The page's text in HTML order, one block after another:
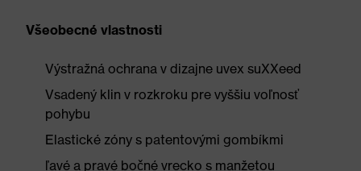
Všeobecné vlastnosti
Výstražná ochrana v dizajne uvex suXXeed
Vsadený klin v rozkroku pre vyššiu voľnosť
pohybu
Elastické zóny s patentovými gombíkmi
ľavé a pravé bočné vrecko s manžetou